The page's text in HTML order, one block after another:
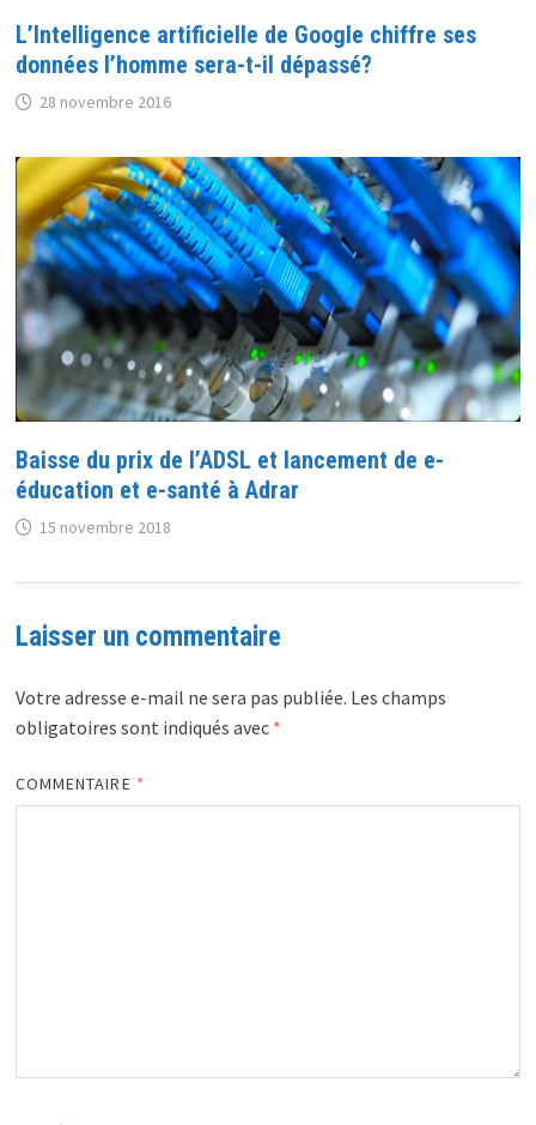
L’Intelligence artificielle de Google chiffre ses
données l’homme sera-t-il dépassé?
28 novembre 2016
Baisse du prix de l’ADSL et lancement de e-
éducation et e-santé à Adrar
15 novembre 2018
Laisser un commentaire
Votre adresse e-mail ne sera pas publiée. Les champs
obligatoires sont indiqués avec *
COMMENTAIRE *